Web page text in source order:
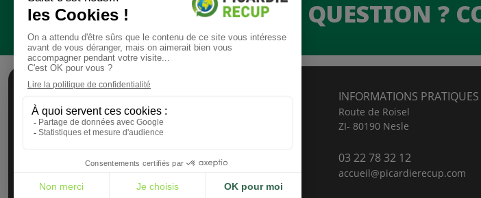
UNE QUESTION ?
INFORMATIONS PRATIQUES
Route de Roisel
ZI- 80190 Nesle
03 22 78 32 12
accueil@picardierecup.com